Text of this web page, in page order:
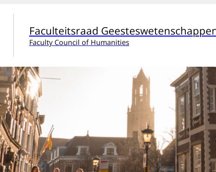
Faculteitsraad
Faculty Council of Humanities